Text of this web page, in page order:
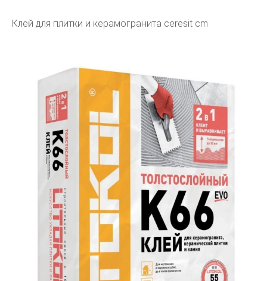
Клей для плитки и керамогранита ceresit cm